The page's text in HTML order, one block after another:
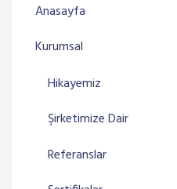
Anasayfa
Kurumsal
Hikayemiz
Şirketimize Dair
Referanslar